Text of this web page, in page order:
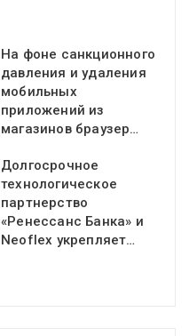
На фоне санкционного
давления и удаления
мобильных
приложений из
магазинов браузер…
Долгосрочное
технологическое
партнерство
«Ренессанс Банка» и
Neoflex укрепляет…